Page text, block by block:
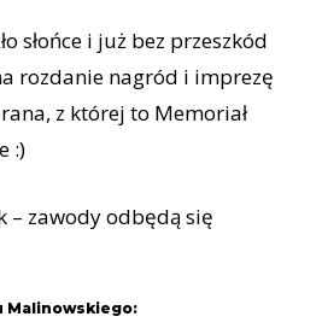
słońce i już bez przeszkód
rozdanie nagród i imprezę
z której to Memoriał
:)
– zawody odbędą się
Malinowskiego: